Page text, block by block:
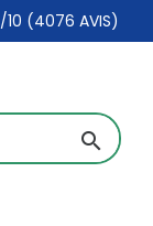
/10 (4076 AVIS)
search